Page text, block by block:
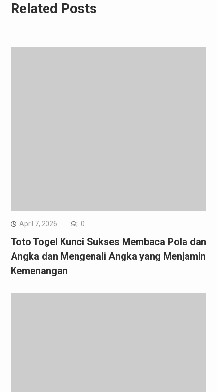
Related Posts
April 7, 2026 0
Toto Togel Kunci Sukses Membaca Pola dan
Angka dan Mengenali Angka yang Menjamin
Kemenangan